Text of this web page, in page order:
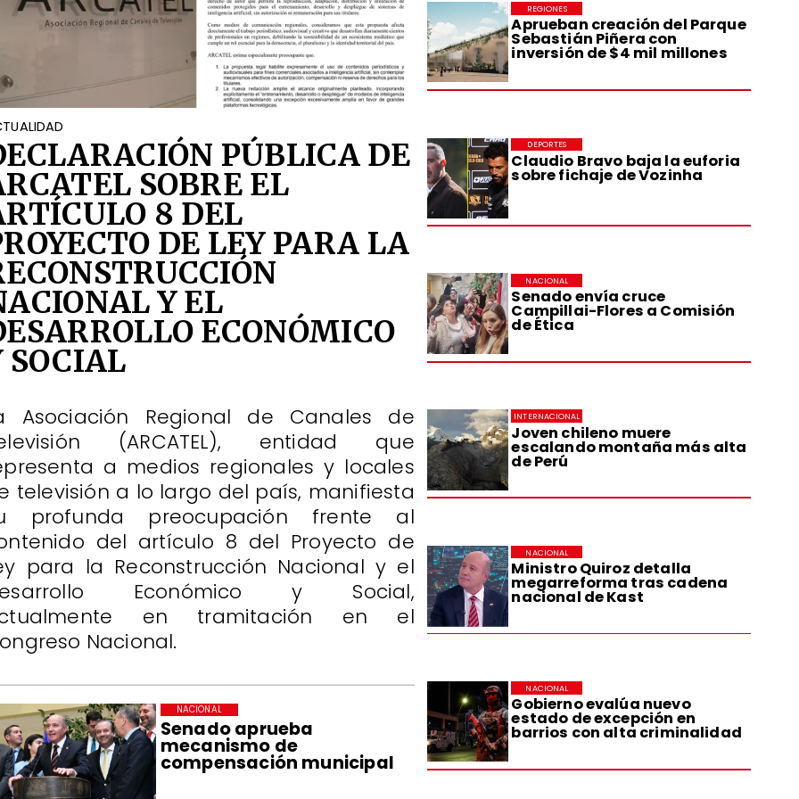
Aprueban creación del Parque
Sebastián Piñera con
inversión de $4 mil millones
REGIONES
Claudio Bravo baja la euforia
sobre fichaje de Vozinha
DEPORTES
Senado envía cruce
Campillai-Flores a Comisión
de Ética
NACIONAL
Joven chileno muere
escalando montaña más alta
de Perú
INTERNACIONAL
Ministro Quiroz detalla
megarreforma tras cadena
nacional de Kast
NACIONAL
Gobierno evalúa nuevo
estado de excepción en
barrios con alta criminalidad
NACIONAL
Senado aprueba
mecanismo de
compensación municipal
NACIONAL
PÚBLICA DE
SOBRE EL
8 DEL
DE LEY PARA LA
Y EL
ECONÓMICO
SOCIAL
Asociación Regional de Canales de
(ARCATEL), entidad que
a medios regionales y locales
televisión a lo largo del país, manifiesta
profunda preocupación frente al
del artículo 8 del Proyecto de
para la Reconstrucción Nacional y el
Económico y Social,
en tramitación en el
Nacional.